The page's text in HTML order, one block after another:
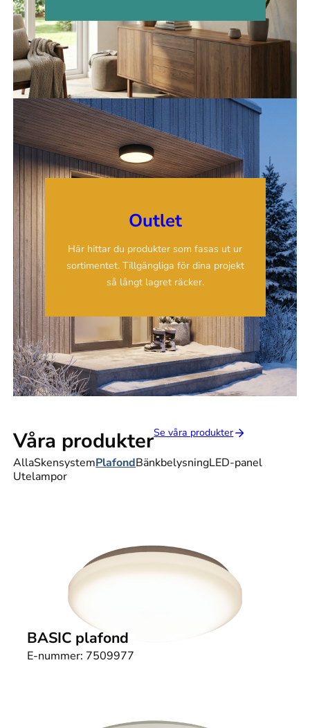
Outlet
Här hittar du produkter som fasas ut ur
sortimentet. Tillgängliga för dina projekt
så långt lagret räcker.
Våra produkterSe våra produkter
AllaSkensystemPlafondBänkbelysningLED-panel
Utelampor
BASIC plafond
E-nummer: 7509977